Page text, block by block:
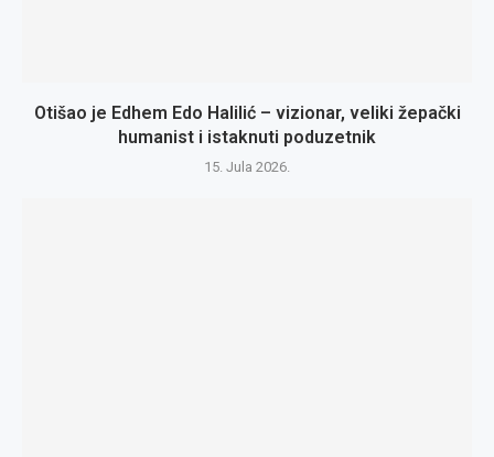
Otišao je Edhem Edo Halilić – vizionar, veliki žepački
humanist i istaknuti poduzetnik
15. Jula 2026.